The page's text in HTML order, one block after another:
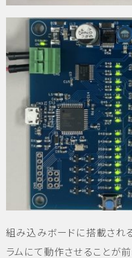
組み込みボードに搭載され
ラムにて動作させることが